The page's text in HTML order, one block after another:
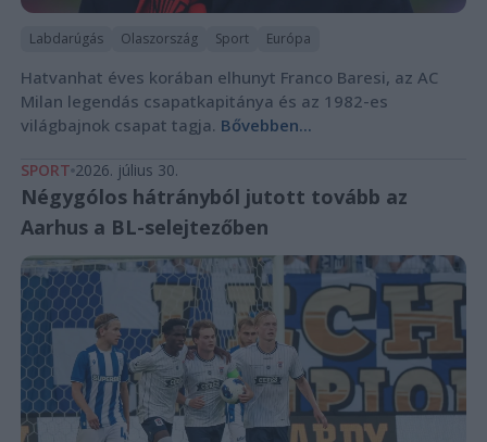
Labdarúgás Olaszország Sport Európa
Hatvanhat éves korában elhunyt Franco Baresi, az AC
Milan legendás csapatkapitánya és az 1982-es
világbajnok csapat tagja. Bővebben...
SPORT 2026. július 30.
Négygólos hátrányból jutott tovább az
Aarhus a BL-selejtezőben